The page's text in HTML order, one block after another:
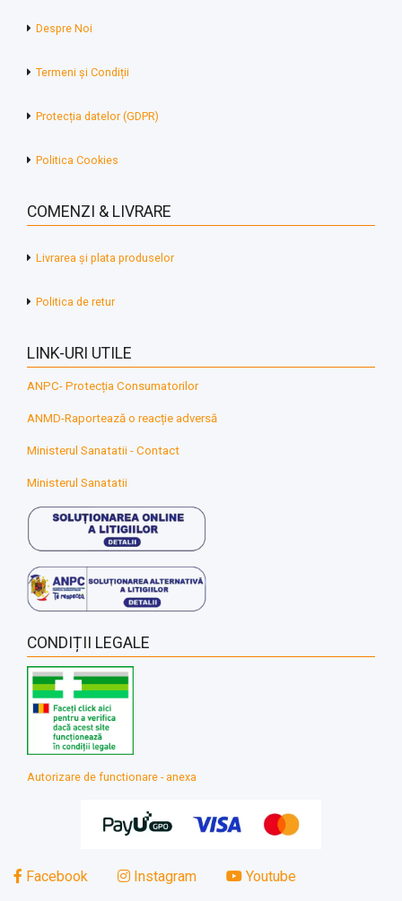
Despre Noi
Termeni și Condiții
Protecția datelor (GDPR)
Politica Cookies
COMENZI & LIVRARE
Livrarea și plata produselor
Politica de retur
LINK-URI UTILE
ANPC- Protecția Consumatorilor
ANMD-Raportează o reacție adversă
Ministerul Sanatatii - Contact
Ministerul Sanatatii
CONDIȚII LEGALE
Autorizare de functionare - anexa
Facebook Instagram Youtube